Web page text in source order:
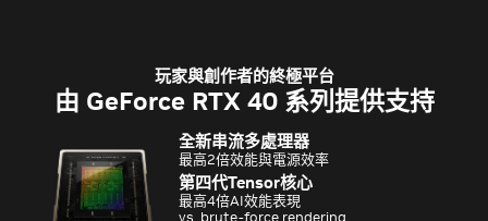
玩家與創作者的終極平台
由 GeForce RTX 40 系列提供支持
全新串流多處理器
最高2倍效能與電源效率
第四代Tensor核心
最高4倍AI效能表現
vs. brute-force rendering